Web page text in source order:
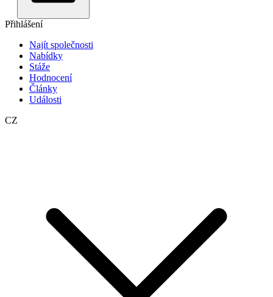
Přihlášení
Najít společnosti
Nabídky
Stáže
Hodnocení
Články
Události
CZ